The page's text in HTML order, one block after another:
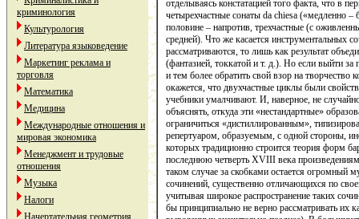
криминология
Культурология
Литература языковедение
Маркетинг реклама и
торговля
Математика
Медицина
Международные отношения и
мировая экономика
Менеджмент и трудовые
отношения
Музыка
Налоги
Начертательная геометрия
отделываясь констатацией того факта, что в
четырехчастные сонаты da chiesa («медленно
половине – напротив, трехчастные (с
средней). Что же касается инструментальных
рассматриваются, то лишь как результат
(фантазией, токкатой и т. д.). Но если выйти
и тем более обратить свой взор на творчество
окажется, что двухчастные циклы были
учебники умалчивают. И, наверное, не
объяснять, откуда эти «нестандартные»
ограничиться «дистиллированным»,
репертуаром, образуемым, с одной стороны,
которых традиционно строится теория форм
последнюю четверть XVIII века
таком случае за скобками остается огромный
сочинений, существенно отличающихся по
учитывая широкое распространение таких
бы принципиально не верно рассматривать их